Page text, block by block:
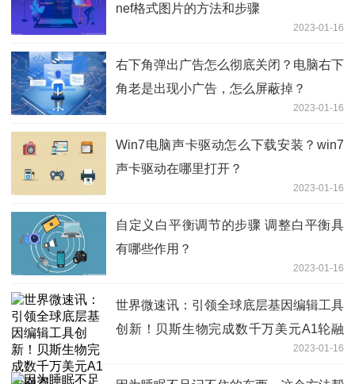
nef格式图片的方法和步骤
2023-01-16
右下角弹出广告怎么彻底关闭？电脑右下
角老是出现小广告，怎么屏蔽掉？
2023-01-16
Win7电脑声卡驱动怎么下载安装？win7
声卡驱动在哪里打开？
2023-01-16
自定义白平衡调节的步骤 调整白平衡具
有哪些作用？
2023-01-16
世界微速讯：引领全球底层基因编辑工具
创新！贝斯生物完成数千万美元A1轮融
2023-01-16